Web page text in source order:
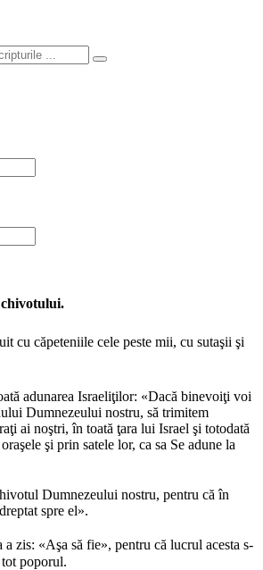
chivotului.
cu căpeteniile cele peste mii, cu sutaşii şi
adunarea Israeliţilor: «Dacă binevoiţi voi
Dumnezeului nostru, să trimitem
ai noştri, în toată ţara lui Israel şi totodată
şi prin satele lor, ca sa Se adune la
Dumnezeului nostru, pentru că în
spre el».
a zis: «Aşa să fie», pentru că lucrul acesta s-
poporul.